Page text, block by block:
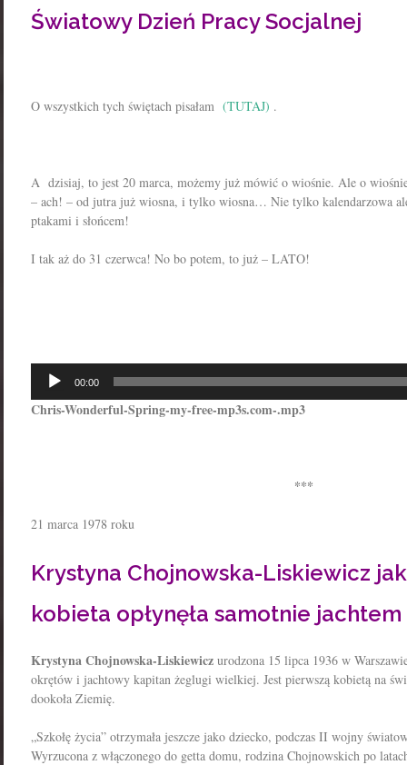
Światowy Dzień Pracy Socjalnej
O wszystkich tych świętach pisałam (TUTAJ) .
A dzisiaj, to jest 20 marca, możemy już mówić o wiośnie. Ale o
– ach! – od jutra już wiosna, i tylko wiosna… Nie tylko kalendarzowa
ptakami i słońcem!
I tak aż do 31 czerwca! No bo potem, to już – LATO!
Odtwarzacz
plików
dźwiękowych
00:00
Chris-Wonderful-Spring-my-free-mp3s.com-.mp3
***
21 marca 1978 roku
Krystyna Chojnowska-Liskiewicz
kobieta opłynęła samotnie
Krystyna Chojnowska-Liskiewicz urodzona 15 lipca 1936 w
okrętów i jachtowy kapitan żeglugi wielkiej. Jest pierwszą kobietą na
dookoła Ziemię.
„Szkołę życia” otrzymała jeszcze jako dziecko, podczas II wojny
Wyrzucona z włączonego do getta domu, rodzina Chojnowskich po